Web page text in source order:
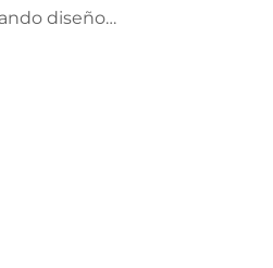
diseño